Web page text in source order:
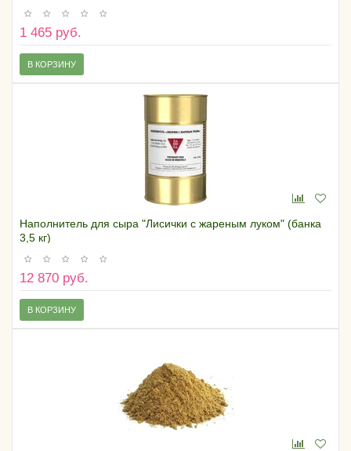
1 465 руб.
В КОРЗИНУ
Наполнитель для сыра "Лисички с жареным луком" (банка
3,5 кг)
12 870 руб.
В КОРЗИНУ